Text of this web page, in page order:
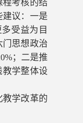
考核的结
议：一是
受益为目
思想政治
；二是推
学整体设
学改革的